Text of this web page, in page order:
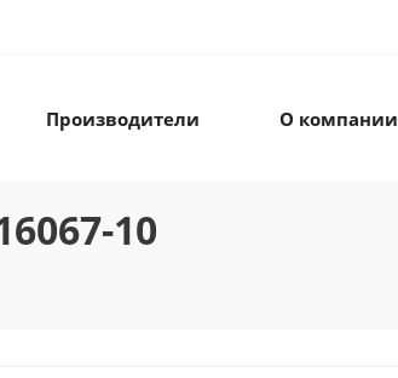
Производители О компании
10